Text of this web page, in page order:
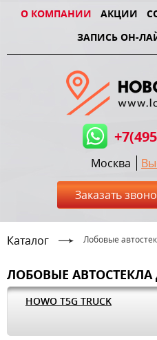
О КОМПАНИИ АКЦИИ
ЗАПИСЬ ОН-
Москва
Заказать
Каталог Лобовые
ЛОБОВЫЕ АВТОСТЕКЛА
HOWO T5G TRUCK